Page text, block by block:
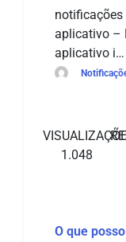
notificações
aplicativo –
aplicativo i…
1.048
O que